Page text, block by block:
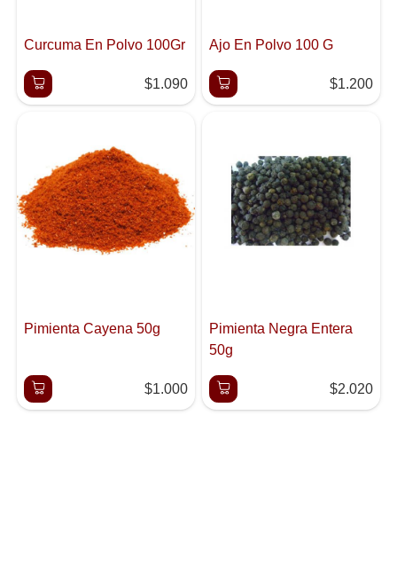
Curcuma En Polvo 100Gr
$1.090
Ajo En Polvo 100 G
$1.200
Pimienta Cayena 50g
$1.000
Pimienta Negra Entera
50g
$2.020